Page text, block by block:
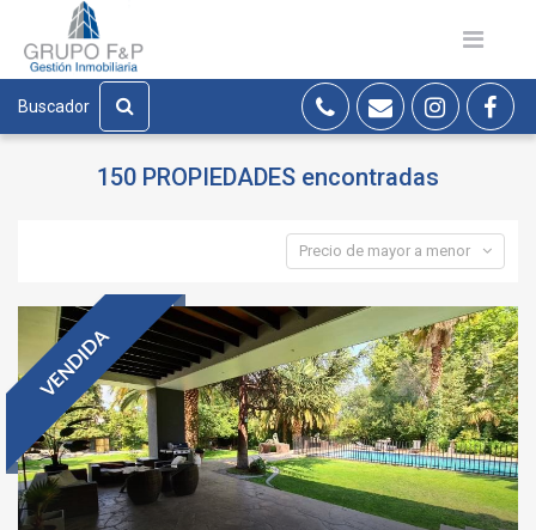
Buscador
150 PROPIEDADES encontradas
Precio de mayor a menor
VENDIDA